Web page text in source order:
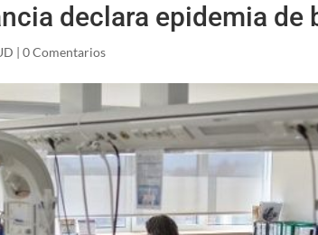
declara epidemia
|0 Comentarios